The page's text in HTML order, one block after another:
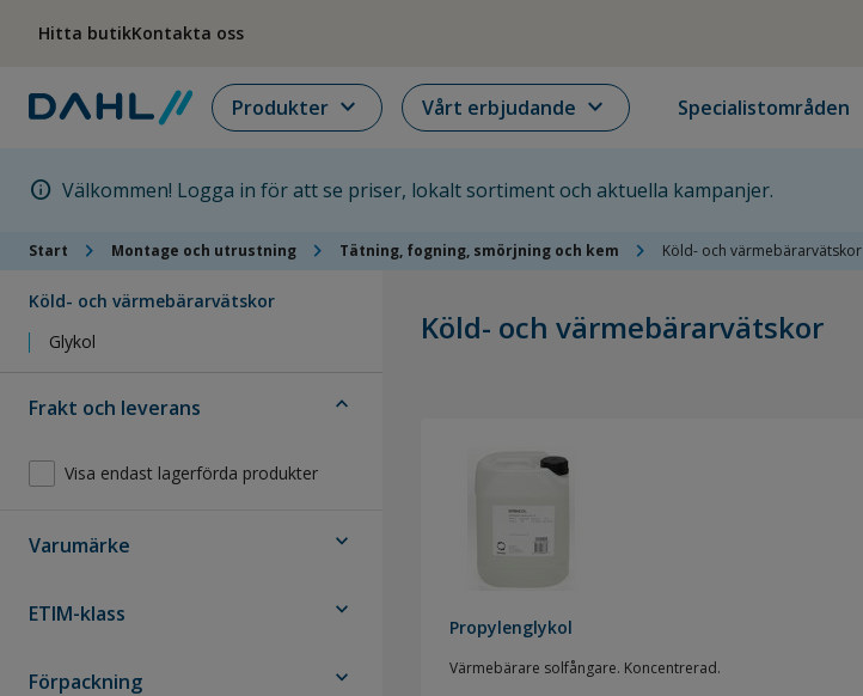
Hitta butikKontakta oss
Produkter expand_more Vårt erbjudande expand_more Specialistområden
info Välkommen! Logga in för att se priser, lokalt sortiment och aktuella kampanjer.
Start chevron_right Montage och utrustning chevron_right Tätning, fogning, smörjning och kem chevron_right Köld- och värmebärarvätskor
Köld- och värmebärarvätskor
Glykol
Frakt och leverans expand_less
Visa endast lagerförda produkter
Varumärke expand_more
ETIM-klass expand_more
Förpackning expand_more
Köld- och värmebärarvätskor
Propylenglykol
Värmebärare solfångare. Koncentrerad.